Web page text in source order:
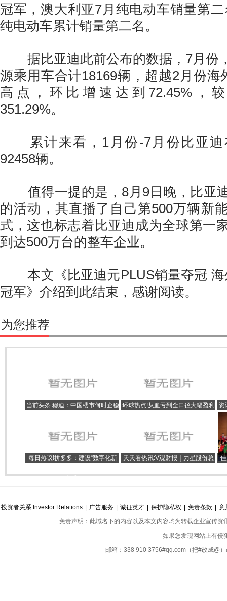
冠军，澳大利亚7月纯电动车销量第
纯电动车累计销量第二名。
据比亚迪此前公布的数据，7月份
源乘用车合计18169辆，超越2月份海
高点，环比增速达到72.45%，
351.29%。
累计来看，1月份-7月份比亚迪
92458辆。
值得一提的是，8月9日晚，比亚
的活动，其直播了自己第500万辆新
式，这也标志着比亚迪成为全球第一
到达500万台的整车企业。
本文《比亚迪元PLUS销量夺冠 海
冠军》介绍到此结束，感谢阅读。
为您推荐
当前头条:穆迪：中国楼市何时企稳 环球热点!从血亏到全口径大幅盈利
资
每日热议!拼多多：建设“数字化新
天天看热讯:V观财报｜力星股份总
投资者关系 Investor Relations 广告服务 诚征英才 保护隐私权 免责条款
意
免责声明：此域名下的内容以及本文内容均为转载企业宣传
如果您发现网站上有侵
邮箱：338 910 3756#qq.com（把#改成@